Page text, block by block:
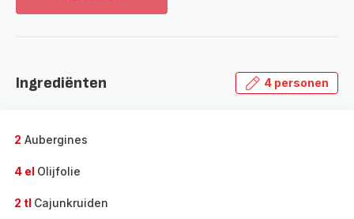
volledige
Ingrediënten 4 personen
2 Aubergines
4 el Olijfolie
2 tl Cajunkruiden